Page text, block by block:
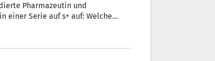
Pharmazeutin und
einer Serie auf s+ auf: Welche